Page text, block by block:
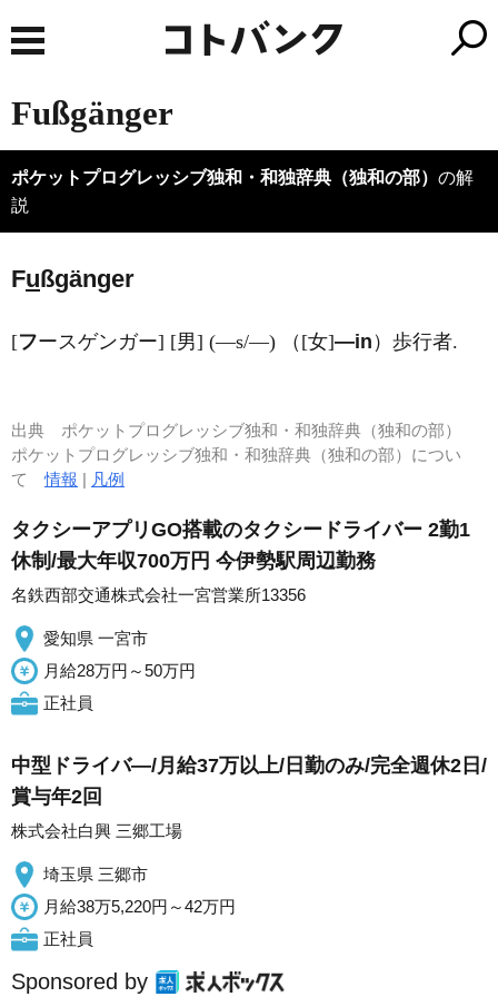
Fußgänger
ポケットプログレッシブ独和・和独辞典（独和の部） の解
説
Fußgänger
[フースゲンガー] [男] (―s/―) （[女]―in ）歩行者.
出典 ポケットプログレッシブ独和・和独辞典（独和の部）
ポケットプログレッシブ独和・和独辞典（独和の部）につい
て情報 | 凡例
タクシーアプリGO搭載のタクシードライバー 2勤1
休制/最大年収700万円 今伊勢駅周辺勤務
名鉄西部交通株式会社一宮営業所13356
愛知県 一宮市
月給28万円～50万円
正社員
中型ドライバ―/月給37万以上/日勤のみ/完全週休2日/
賞与年2回
株式会社白興 三郷工場
埼玉県 三郷市
月給38万5,220円～42万円
正社員
Sponsored by